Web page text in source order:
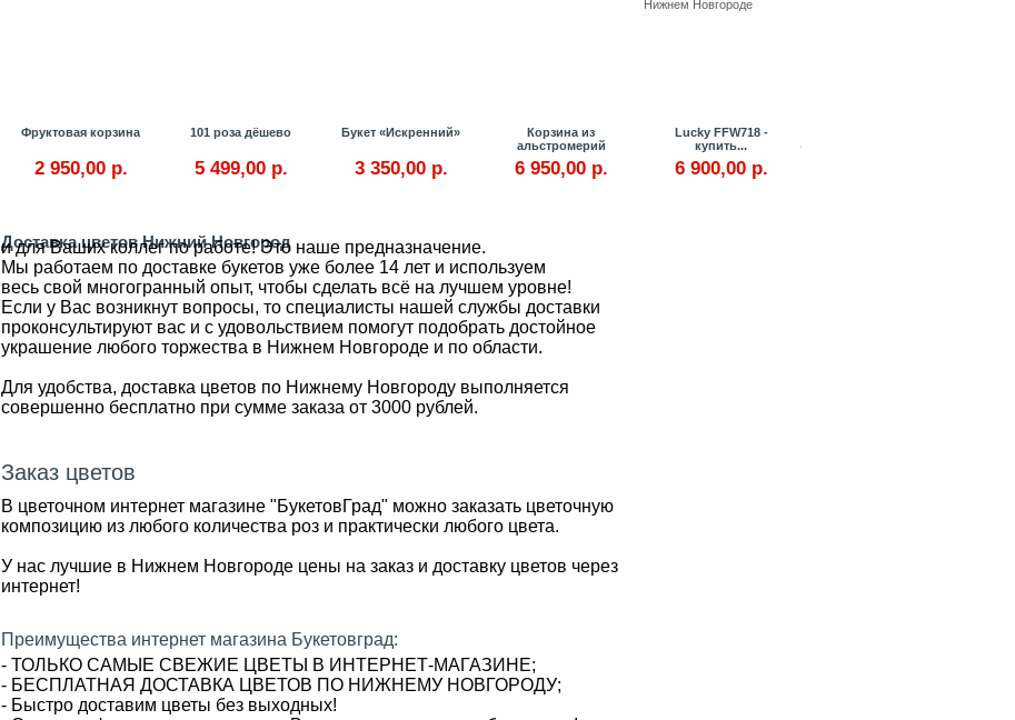
Фруктовая корзина
2 950,00 р.
101 роза дёшево
5 499,00 р.
Букет «Искренний»
3 350,00 р.
Корзина из
альстромерий
6 950,00 р.
Lucky FFW718 -
купить...
6 900,00 р.
Заказ Цветов
Доставка цветов Нижний Новгород
Слаженная команда
и для Ваших коллег по работе! Это наше предназначение.
Мы работаем по доставке букетов уже более 14 лет и используем
весь свой многогранный опыт, чтобы сделать всё на лучшем уровне!
Если у Вас возникнут вопросы, то специалисты нашей службы доставки
проконсультируют вас и с удовольствием помогут подобрать достойное
украшение любого торжества в Нижнем Новгороде и по области.
Для удобства, доставка цветов по Нижнему Новгороду выполняется
совершенно бесплатно при сумме заказа от 3000 рублей.
Заказ цветов
В цветочном интернет магазине "БукетовГрад" можно заказать цветочную
композицию из любого количества роз и практически любого цвета.
У нас лучшие в Нижнем Новгороде цены на заказ и доставку цветов через
интернет!
Преимущества интернет магазина Букетовград:
- ТОЛЬКО САМЫЕ СВЕЖИЕ ЦВЕТЫ В ИНТЕРНЕТ-МАГАЗИНЕ;
- БЕСПЛАТНАЯ ДОСТАВКА ЦВЕТОВ ПО НИЖНЕМУ НОВГОРОДУ;
- Быстро доставим цветы без выходных!